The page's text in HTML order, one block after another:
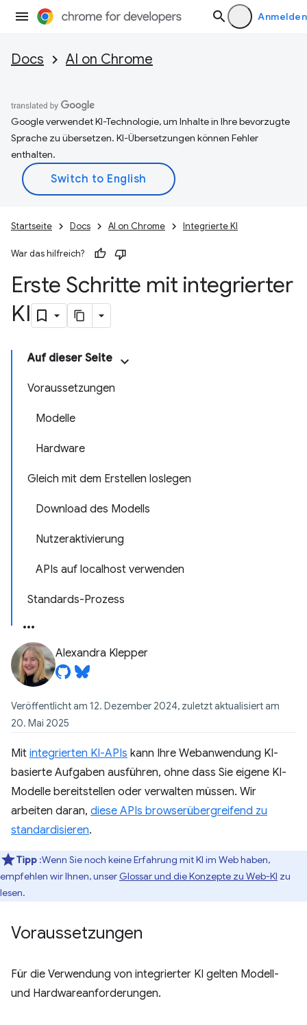
Anmelden
Docs AI on Chrome
Google verwendet KI-Technologie, um Inhalte in Ihre bevorzugte
Sprache zu übersetzen. KI-Übersetzungen können Fehler
enthalten.
Startseite Docs AI on Chrome Integrierte KI
War das hilfreich?
Erste Schritte mit integrierter
KI
Auf dieser Seite
Voraussetzungen
Modelle
Hardware
Gleich mit dem Erstellen loslegen
Download des Modells
Nutzeraktivierung
APIs auf localhost verwenden
Standards-Prozess
Alexandra Klepper
Veröffentlicht am 12. Dezember 2024, zuletzt aktualisiert am
20. Mai 2025
Mit integrierten KI-APIs kann Ihre Webanwendung KI-
basierte Aufgaben ausführen, ohne dass Sie eigene KI-
Modelle bereitstellen oder verwalten müssen. Wir
arbeiten daran, diese APIs browserübergreifend zu
standardisieren.
Tipp :Wenn Sie noch keine Erfahrung mit KI im Web haben,
empfehlen wir Ihnen, unser Glossar und die Konzepte zu Web-KI zu
lesen.
Voraussetzungen
Für die Verwendung von integrierter KI gelten Modell-
und Hardwareanforderungen.